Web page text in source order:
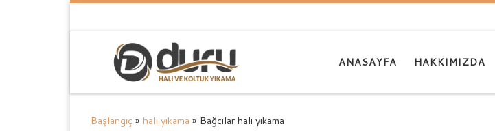
ANASAYFA HAKKIMIZDA
Başlangıç » halı yıkama » Bağcılar halı yıkama